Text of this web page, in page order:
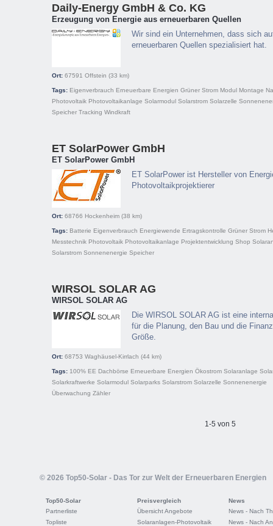
Daily-Energy GmbH & Co. KG
Erzeugung von Energie aus erneuerbaren Quellen
Wir sind ein Unternehmen, dass sich
erneuerbaren Quellen spezialisiert hat.
Ort: 67591 Offstein (33 km)
Tags: Eigenverbrauch Erneuerbare Energien Grüner Strom Modul Montage
Photovoltaik Photovoltaikanlage Solarmodul Solarstrom Solarzelle
Speicher Tracking Windkraft
ET SolarPower GmbH
ET SolarPower GmbH
ET SolarPower ist Hersteller von
Photovoltaikprojektierer
Ort: 68766 Hockenheim (38 km)
Tags: Batterie Eigenverbrauch Energiewende Ertragskontrolle Grüner Strom
Messtechnik Photovoltaik Photovoltaikanlage Projektentwicklung Shop
Solarstrom Sonnenenergie Speicher
WIRSOL SOLAR AG
WIRSOL SOLAR AG
Die WIRSOL SOLAR AG ist eine
für die Planung, den Bau und die
Größe.
Ort: 68753 Waghäusel-Kirrlach (44 km)
Tags: 100% EE Dachbörse Erneuerbare Energien Ökostrom Solaranlage
Solarkraftwerke Solarmodul Solarparks Solarstrom Solarzelle Sonnenenergie
Überwachung Zähler
1-5 von 5
© 2026 Top50-Solar - Das Tor zur Welt der Erneuerbaren Energien
Top50-Solar
Partnerliste
Topliste
Preisvergleich
Übersicht Angebote
Solaranlagen-Photovoltaik
News
News - Nach
News - Nach